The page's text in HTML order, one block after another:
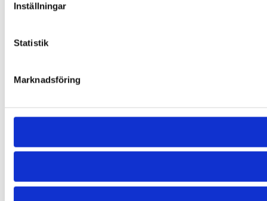
Inställningar
Statistik
Marknadsföring